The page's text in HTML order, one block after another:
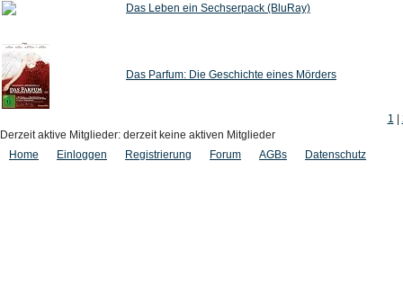
Das Leben ein Sechserpack (BluRay)
Das Parfum: Die Geschichte eines Mörders
1
Derzeit aktive Mitglieder: derzeit keine aktiven Mitglieder
Home
Einloggen Registrierung Forum AGBs Datenschutz